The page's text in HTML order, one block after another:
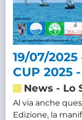
19/07/2025
CUP 2025
News - Lo
Al via anche
Edizione, la